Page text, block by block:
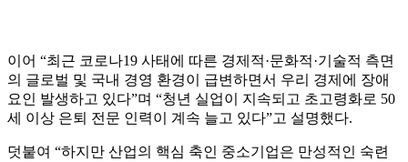
이어 “최근 코로나19 사태에 따른 경제적·문화적·기술적 측면
의 글로벌 및 국내 경영 환경이 급변하면서 우리 경제에 장애
요인 발생하고 있다”며 “청년 실업이 지속되고 초고령화로 50
세 이상 은퇴 전문 인력이 계속 늘고 있다”고 설명했다.
덧붙여 “하지만 산업의 핵심 축인 중소기업은 만성적인 숙련